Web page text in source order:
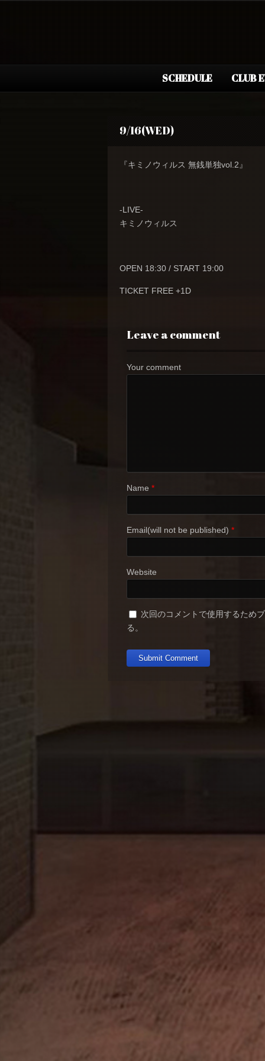
SCHEDULE CLUB
9/16(WED)
『キミノウィルス 無銭単独vol.2』
-LIVE-
キミノウィルス
OPEN 18:30 / START 19:00
TICKET FREE +1D
Leave a comment
Your comment
Name *
Email(will not be published) *
Website
次回のコメントで使用するため
る。